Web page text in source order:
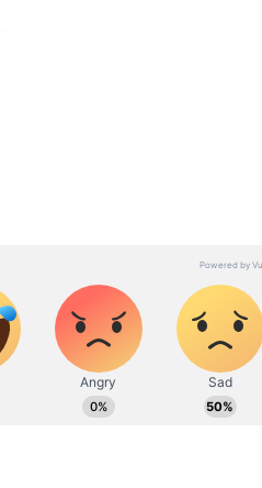
Astrology : கூட்டணி
அமைத்த எதிரி கிரகங்கள்!